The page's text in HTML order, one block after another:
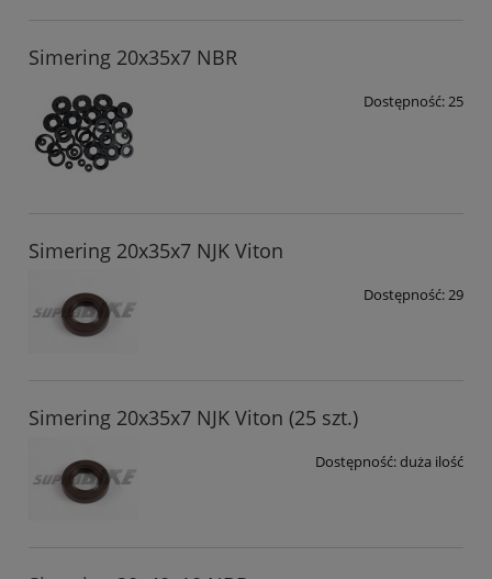
Simering 20x35x7 NBR
Dostępność:25
Simering 20x35x7 NJK Viton
Dostępność:29
Simering 20x35x7 NJK Viton (25 szt.)
Dostępność:duża ilość